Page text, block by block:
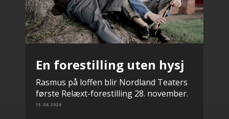
En forestilling uten hysj
Rasmus på loffen blir Nordland Teaters
første Relæxt-forestilling 28. november.
15.06.2026